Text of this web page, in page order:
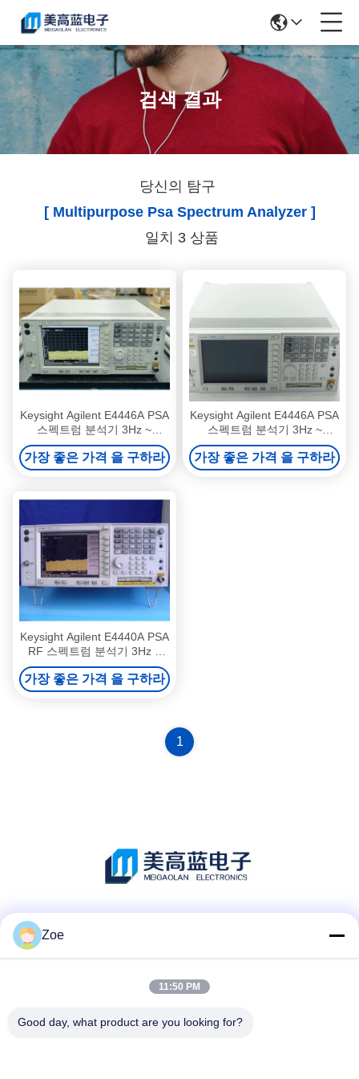
검색 결과
당신의 탐구
[ Multipurpose Psa Spectrum Analyzer ]
일치 3 상품
Keysight Agilent E4446A PSA
스펙트럼 분석기 3Hz ~
44GHz 중고 랙마운트 RF 분
석기
가장 좋은 가격 을 구하라
Keysight Agilent E4446A PSA
스펙트럼 분석기 3Hz ~
44GHz 중고 랙마운트 RF 분
석기
가장 좋은 가격 을 구하라
Keysight Agilent E4440A PSA
RF 스펙트럼 분석기 3Hz ~
26.5GHz 랙마운트 중고
가장 좋은 가격 을 구하라
1
TEL :
Zoe
11:50 PM
Good day, what product are you looking for?